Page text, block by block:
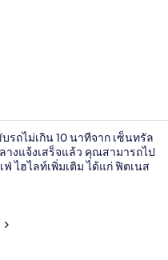
ถไม่เกิน 10 นาทีจาก เซ็นทรัล
งแจ้งเสร็จแล้ว คุณสามารถไป
ไฮไลท์เพิ่มเติม ได้แก่ ฟิตเนส